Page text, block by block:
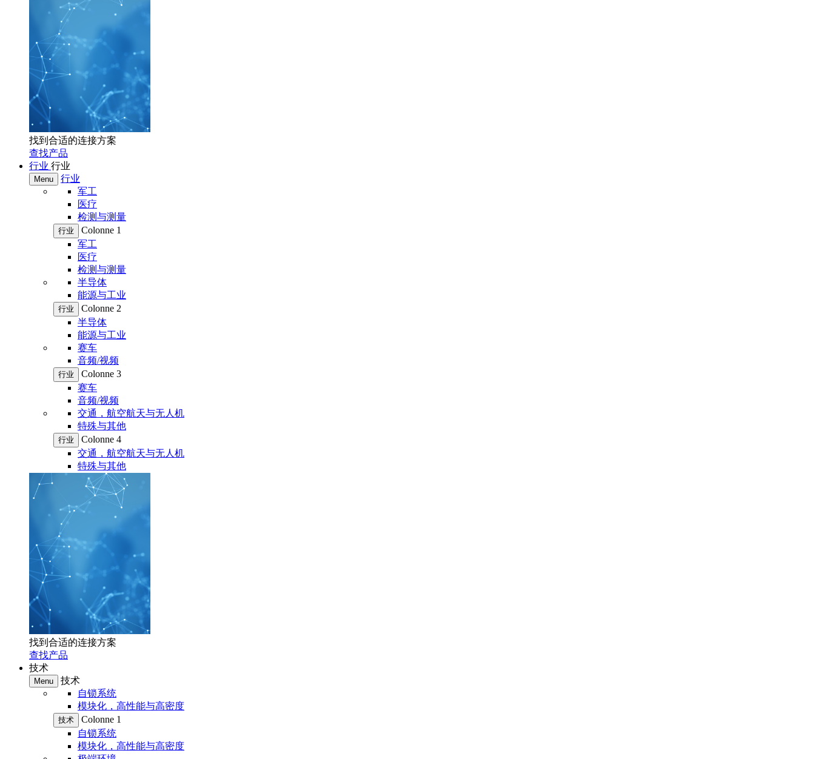
找到合适的连接方案
查找产品
行业 行业
Menu
行业
军工
医疗
检测与测量
行业
Colonne 1
军工
医疗
检测与测量
半导体
能源与工业
行业
Colonne 2
半导体
能源与工业
赛车
音频/视频
行业
Colonne 3
赛车
音频/视频
交通，航空航天与无人机
特殊与其他
行业
Colonne 4
交通，航空航天与无人机
特殊与其他
找到合适的连接方案
查找产品
技术
Menu
技术
自锁系统
模块化，高性能与高密度
技术
Colonne 1
自锁系统
模块化，高性能与高密度